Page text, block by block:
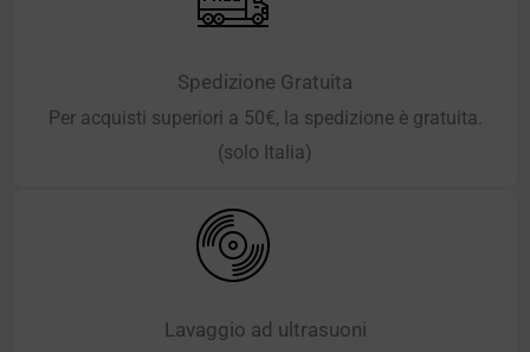
Spedizione Gratuita
Per acquisti superiori a 50€, la spedizione è gratuita.
(solo Italia)
Lavaggio ad ultrasuoni